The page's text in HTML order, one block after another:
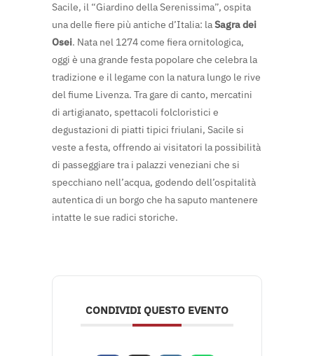
Sacile, il “Giardino della Serenissima”, ospita
una delle fiere più antiche d’Italia: laSagra dei
Osei. Nata nel 1274 come fiera ornitologica,
oggi è una grande festa popolare che celebra la
tradizione e il legame con la natura lungo le rive
del fiume Livenza. Tra gare di canto, mercatini
di artigianato, spettacoli folcloristici e
degustazioni di piatti tipici friulani, Sacile si
veste a festa, offrendo ai visitatori la possibilità
di passeggiare tra i palazzi veneziani che si
specchiano nell’acqua, godendo dell’ospitalità
autentica di un borgo che ha saputo mantenere
intatte le sue radici storiche.
CONDIVIDI QUESTO EVENTO